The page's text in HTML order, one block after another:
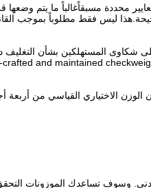
محددة مسبقاًغالباً ما يتم
ليس فقط مطلوباً بموجب
شكاوى المستهلكين بشأن التغليف
crafted and maintained
الوزن الاختياري القياسي من أربعة
وسوف تساعدك الموزونات